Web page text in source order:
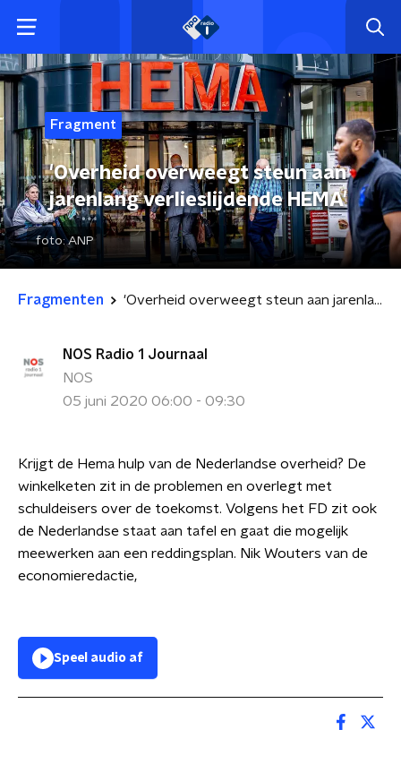
Fragment
'Overheid overweegt steun aan
jarenlang verlieslijdende HEMA'
foto:ANP
Fragmenten 'Overheid overweegt steun aan jarenlang verlieslijdende HEMA'
NOS Radio 1 Journaal
NOS
05 juni 2020 06:00 - 09:30
Krijgt de Hema hulp van de Nederlandse overheid? De
winkelketen zit in de problemen en overlegt met
schuldeisers over de toekomst. Volgens het FD zit ook
de Nederlandse staat aan tafel en gaat die mogelijk
meewerken aan een reddingsplan. Nik Wouters van de
economieredactie,
Speel audio af